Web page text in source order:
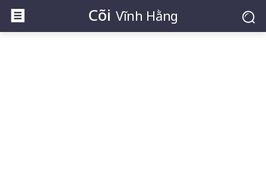
Cõi Vĩnh Hằng